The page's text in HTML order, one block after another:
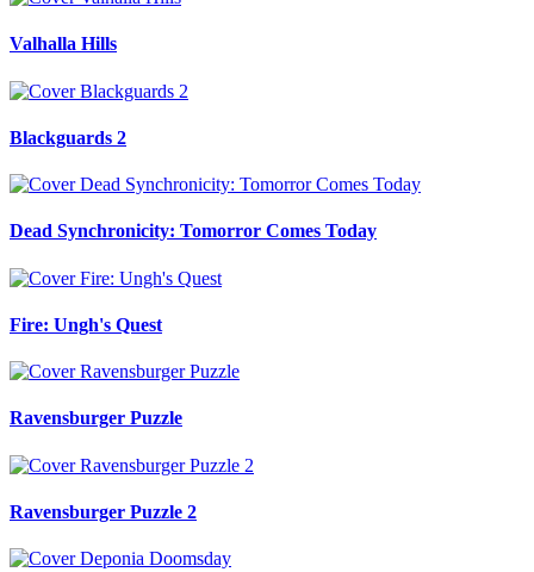
Valhalla Hills
Blackguards 2
Dead Synchronicity: Tomorror Comes Today
Fire: Ungh's Quest
Ravensburger Puzzle
Ravensburger Puzzle 2